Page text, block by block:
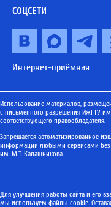
СОЦСЕТИ
Интернет-приёмная
Использование материалов,
с письменного разрешения ИжГТУ
соответствующего правообладателя.
Запрещается автоматизированное
информации любыми сервисами
им. М.Т. Калашникова
Для улучшения работы сайта и его
мы используем файлы cookie.